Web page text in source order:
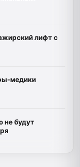
лифт с
медики
не будут